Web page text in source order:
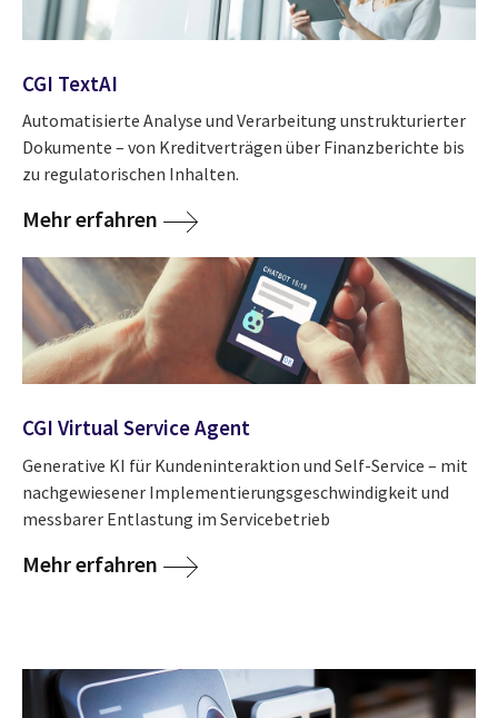
CGI TextAI
Automatisierte Analyse und Verarbeitung unstrukturierter
Dokumente – von Kreditverträgen über Finanzberichte bis
zu regulatorischen Inhalten.
Mehr erfahren
CGI Virtual Service Agent
Generative KI für Kundeninteraktion und Self-Service – mit
nachgewiesener Implementierungsgeschwindigkeit und
messbarer Entlastung im Servicebetrieb
Mehr erfahren